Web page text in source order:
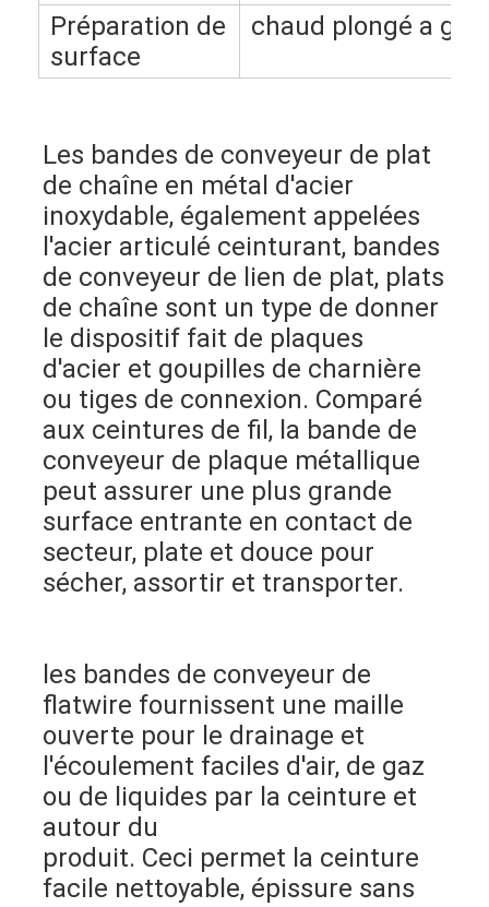
Aperçu
Produits
A propos de nous
Visite d'usine
Contrôle de la qualité
Contact
nouvelles
Ceinture de maille d'acier inoxydable
Grillage en spirale
Treillis métallique haute température
Nourriture Mesh Belt
Préparation de
surface
chaud plongé a
Les bandes de conveyeur de plat
de chaîne en métal d'acier
inoxydable, également appelées
l'acier articulé ceinturant, bandes
de conveyeur de lien de plat, plats
de chaîne sont un type de donner
le dispositif fait de plaques
d'acier et goupilles de charnière
ou tiges de connexion. Comparé
aux ceintures de fil, la bande de
conveyeur de plaque métallique
peut assurer une plus grande
surface entrante en contact de
secteur, plate et douce pour
sécher, assortir et transporter.
les bandes de conveyeur de
flatwire fournissent une maille
ouverte pour le drainage et
l'écoulement faciles d'air, de gaz
ou de liquides par la ceinture et
autour du
produit. Ceci permet la ceinture
facile nettoyable, épissure sans